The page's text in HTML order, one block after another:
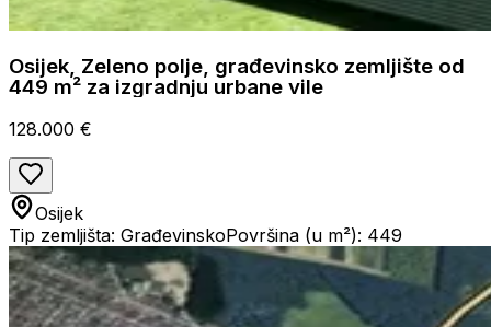
Osijek, Zeleno polje, građevinsko zemljište od
449 m² za izgradnju urbane vile
128.000 €
Osijek
Tip zemljišta: GrađevinskoPovršina (u m²): 449